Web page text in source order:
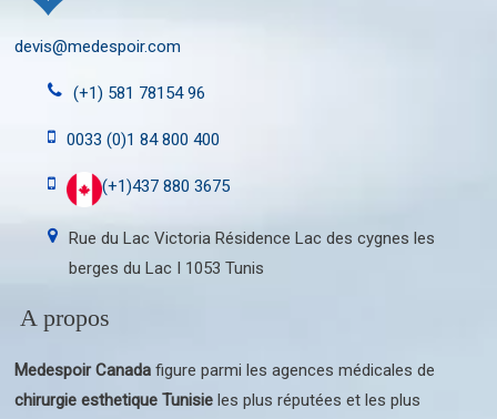
devis@medespoir.com
(+1) 581 78154 96
0033 (0)1 84 800 400
(+1)437 880 3675
Rue du Lac Victoria Résidence Lac des cygnes les
berges du Lac I 1053 Tunis
A propos
Medespoir Canada figure parmi les agences médicales de
chirurgie esthetique Tunisie les plus réputées et les plus